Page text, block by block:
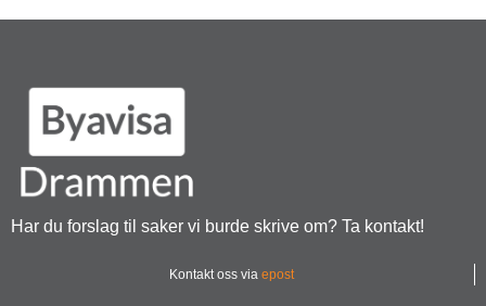
Har du forslag til saker vi burde skrive om? Ta kontakt!
Kontakt oss via epost